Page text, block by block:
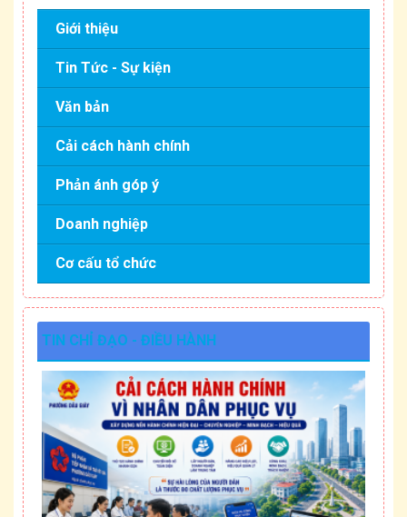
Giới thiệu
Tin Tức - Sự kiện
Văn bản
Cải cách hành chính
Phản ánh góp ý
Doanh nghiệp
Cơ cấu tổ chức
TIN CHỈ ĐẠO - ĐIỀU HÀNH